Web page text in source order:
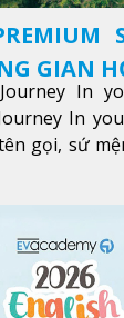
GIAN
In
In
gọi, sứ